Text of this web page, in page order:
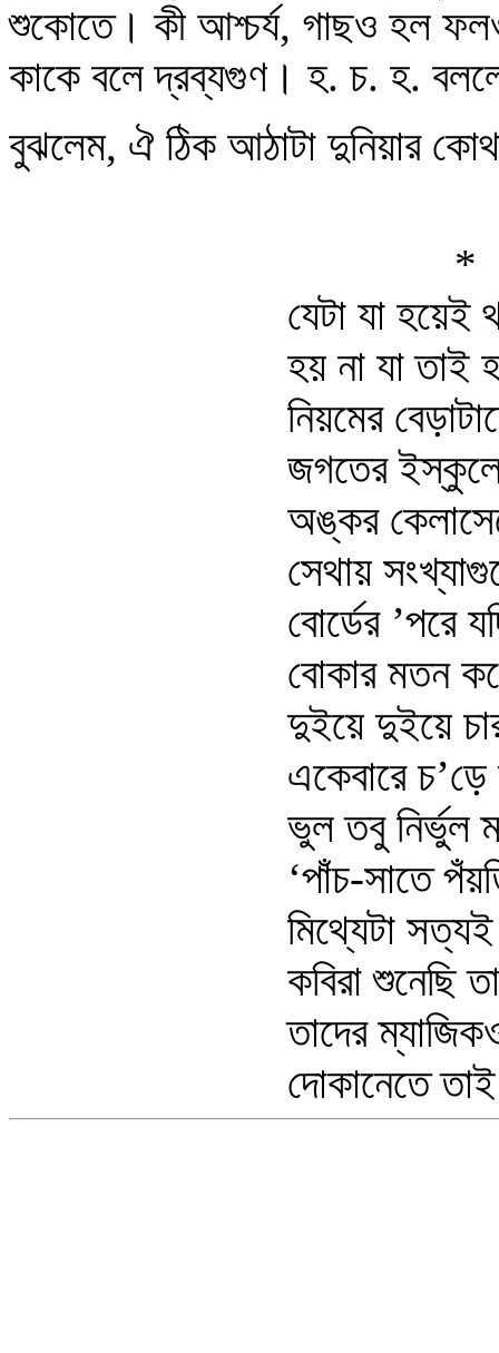
শুকোতে। কী আশ্চর্য, গাছও হল
কাকে বলে দ্রব্যগুণ। হ. চ. হ.
বুঝলেম, ঐ ঠিক আঠাটা দুনিয়ার
*
যেটা যা
হয় না যা তাই
নিয়মের
জগতের
অঙ্কর
সেথায়
বোর্ডের ’পরে
বোকার মতন
দুইয়ে দুইয়ে
একেবারে
ভুল তবু নির্ভুল
‘পাঁচ-সাতে
মিথ্যেটা
কবিরা শুনেছি
তাদের
দোকানেতে